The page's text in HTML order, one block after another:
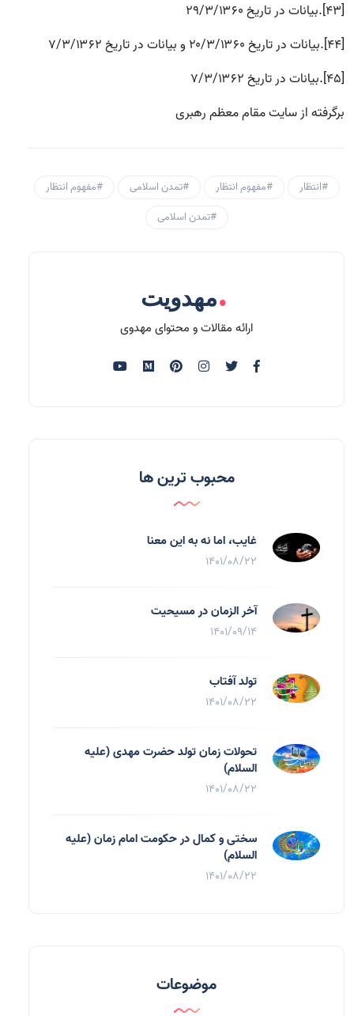
[43].بیانات در تاریخ ۲۹/۳/۱۳۶۰
[44].بیانات در تاریخ ۲۰/۳/۱۳۶۰ و بیانات در تاریخ ۷/۳/۱۳۶۲
[45].بیانات در تاریخ ۷/۳/۱۳۶۲
برگرفته از سایت مقام معظم رهبری
#انتظار #مفهوم انتظار #تمدن اسلامی
#مفهوم انتظار
#تمدن اسلامی
.مهدویت
ارائه مقالات و محتوای مهدوی
محبوب ترین ها
غایب، اما نه به اين معنا
1401/08/22
آخر الزمان در مسیحیت
1401/09/14
تولد آفتاب
1401/08/22
تحولات زمان تولد حضرت مهدی (علیه
السلام)
1401/08/22
سختی و کمال در حکومت امام زمان (علیه
السلام)
1401/08/22
موضوعات